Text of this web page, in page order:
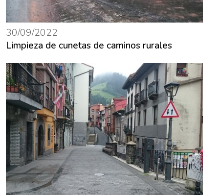
30/09/2022
Limpieza de cunetas de caminos rurales